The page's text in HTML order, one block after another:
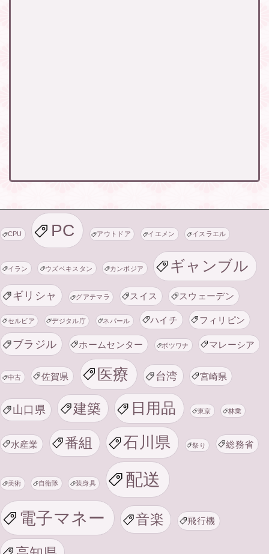
CPU PC アウトドア イエメン イスラエル
イラン ウズベキスタン カンボジア ギャンブル
ギリシャ グアテマラ スイス スウェーデン
セルビア デジタル庁 ネパール ハイチ フィリピン
ブラジル ホームセンター ボツワナ マレーシア
中古 佐賀県 医療 台湾 宮崎県
山口県 建築 日用品 東京 林業
水産業 番組 石川県 祭り 総務省
美術 自衛隊 装身具 配送
電子マネー 音楽 飛行機